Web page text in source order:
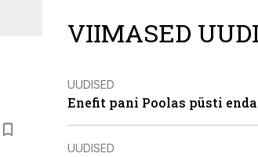
VIIMASED
UUDISED
Enefit pani Poolas püsti
UUDISED